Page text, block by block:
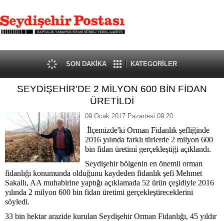
SON DAKİKA KATEGORİLER
SEYDİŞEHİR’DE 2 MİLYON 600 BİN FİDAN
ÜRETİLDİ
09 Ocak 2017 Pazartesi 09:20
İlçemizde'ki Orman Fidanlık şefliğinde
2016 yılında farklı türlerde 2 milyon 600
bin fidan üretimi gerçekleştiği açıklandı.
Seydişehir bölgenin en önemli orman
fidanlığı konumunda olduğunu kaydeden fidanlık şefi Mehmet
Sakallı, AA muhabirine yaptığı açıklamada 52 ürün çeşidiyle 2016
yılında 2 milyon 600 bin fidan üretimi gerçekleştireceklerini
söyledi.
33 bin hektar arazide kurulan Seydişehir Orman Fidanlığı, 45 yıldır